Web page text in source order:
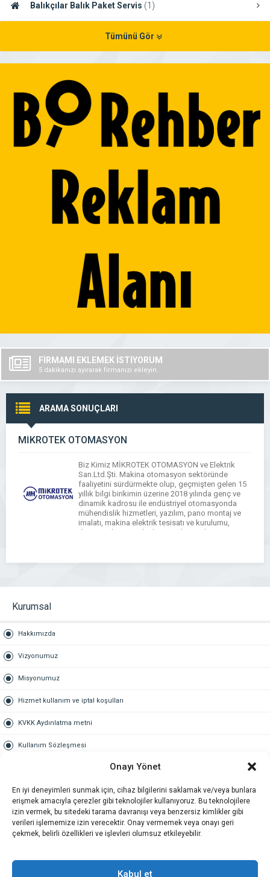
Onayı Yönet
En iyi deneyimleri sunmak için, cihaz bilgilerini saklamak ve/veya bunlara
erişmek amacıyla çerezler gibi teknolojiler kullanıyoruz. Bu teknolojilere
izin vermek, bu sitedeki tarama davranışı veya benzersiz kimlikler gibi
verileri işlememize izin verecektir. Onay vermemek veya onayı geri
çekmek, belirli özellikleri ve işlevleri olumsuz etkileyebilir.
Kabul et
Balıkçılar Balık Paket Servis (1)
Tümünü Gör
FİRMAMI EKLEMEK İSTİYORUM
5 dakikanızı ayırarak firmanızı ekleyin..
ARAMA SONUÇLARI
MİKROTEK OTOMASYON
Biz Kimiz MİKROTEK OTOMASYON ve Elektrik
San.Ltd.Şti. Makina otomasyon sektöründe
faaliyetini sürdürmekte olup, geçmişten gelen 15
yıllık bilgi birikimin üzerine 2018 yılında genç ve
dinamik kadrosu ile endüstriyel otomasyonda
mühendislik hizmetleri, yazılım, pano montaj ve
imalatı, makina elektrik tesisatı ve kurulumu,
devreye alma ve teknik servis hizmetleri
sonrası […]
Kurumsal
Hakkımızda
Vizyonumuz
Misyonumuz
Hizmet kullanım ve iptal koşulları
KVKK Aydınlatma metni
Kullanım Sözleşmesi
Gold üyelik nedir
Kariyer